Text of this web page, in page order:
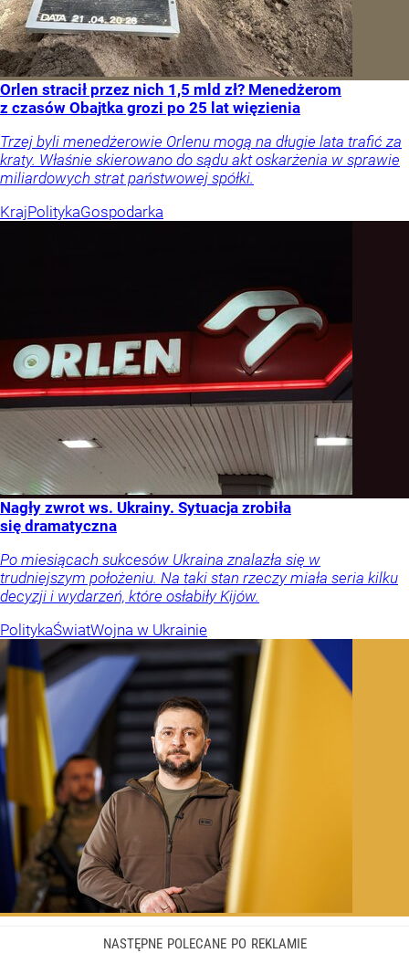
Orlen stracił przez nich 1,5 mld zł? Menedżerom
z czasów Obajtka grozi po 25 lat więzienia
Trzej byli menedżerowie Orlenu mogą na długie lata trafić za
kraty. Właśnie skierowano do sądu akt oskarżenia w sprawie
miliardowych strat państwowej spółki.
KrajPolitykaGospodarka
Nagły zwrot ws. Ukrainy. Sytuacja zrobiła
się dramatyczna
Po miesiącach sukcesów Ukraina znalazła się w
trudniejszym położeniu. Na taki stan rzeczy miała seria kilku
decyzji i wydarzeń, które osłabiły Kijów.
PolitykaŚwiatWojna w Ukrainie